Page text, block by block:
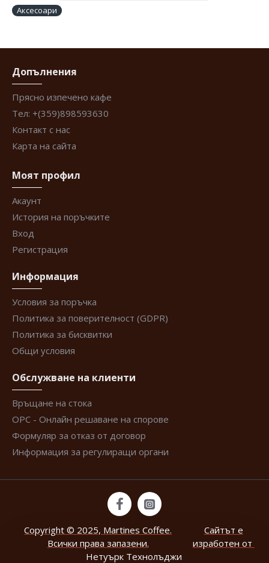
Аксесоари
Допълнения
Прясно изпечено кафе
Тел: +(359)898593630
Контакт с нас
Карта на сайта
Моят профил
Акаунт
История на поръчките
Вход
Регистрация
Информация
Условия за поръчка
Политика за поверителност (GDPR)
Политика за бисквитки
Общи условия
Обслужване на клиенти
Връщане на стока
ОРС - Онлайн решаване на спорове
Формуляр за отказ от договор
Информация за регулиращи органи
Copyright © 2025, Martines Coffee.
Всички права запазени.
Сайтът е
изработен от
Нетуърк Технолъджи.